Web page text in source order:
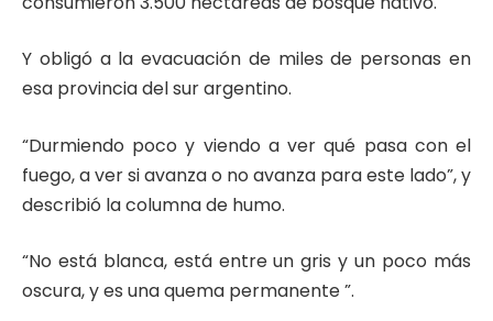
Y obligó a la evacuación de miles de personas en
esa provincia del sur argentino.
“Durmiendo poco y viendo a ver qué pasa con el
fuego, a ver si avanza o no avanza para este lado”, y
describió la columna de humo.
“No está blanca, está entre un gris y un poco más
oscura, y es una quema permanente ”.